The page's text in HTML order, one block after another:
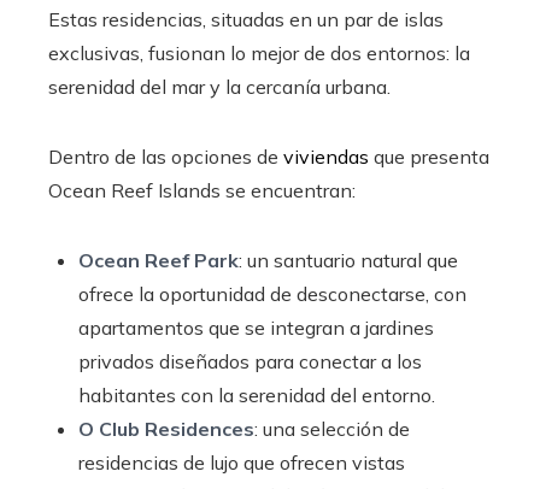
Estas residencias, situadas en un par de islas
exclusivas, fusionan lo mejor de dos entornos: la
serenidad del mar y la cercanía urbana.
Dentro de las opciones de viviendas que presenta
Ocean Reef Islands se encuentran:
Ocean Reef Park: un santuario natural que
ofrece la oportunidad de desconectarse, con
apartamentos que se integran a jardines
privados diseñados para conectar a los
habitantes con la serenidad del entorno.
O Club Residences: una selección de
residencias de lujo que ofrecen vistas